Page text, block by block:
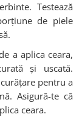
Testează
de piele
a aplica ceara,
și uscată.
pentru a
Asigură-te că
ceara.